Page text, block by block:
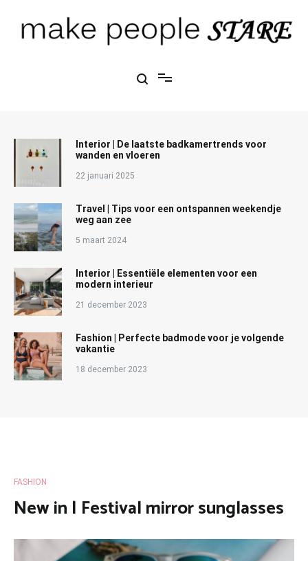
Interior | De laatste badkamertrends voor
wanden en vloeren
22 januari 2025
Travel | Tips voor een ontspannen weekendje
weg aan zee
5 maart 2024
Interior | Essentiële elementen voor een
modern interieur
21 december 2023
Fashion | Perfecte badmode voor je volgende
vakantie
18 december 2023
FASHION
New in | Festival mirror sunglasses